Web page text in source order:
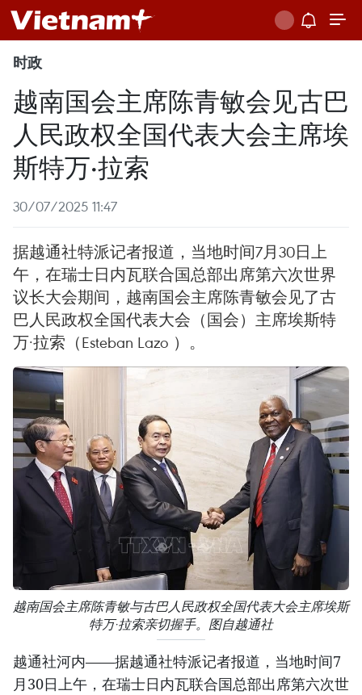
时政
越南国会主席陈青敏会见古巴
人民政权全国代表大会主席埃
斯特万·拉索
30/07/2025 11:47
据越通社特派记者报道，当地时间7月30日上
午，在瑞士日内瓦联合国总部出席第六次世界
议长大会期间，越南国会主席陈青敏会见了古
巴人民政权全国代表大会（国会）主席埃斯特
万·拉索（Esteban Lazo ）。
越南国会主席陈青敏与古巴人民政权全国代表大会主席埃斯
特万·拉索亲切握手。图自越通社
越通社河内——据越通社特派记者报道，当地时间7
月30日上午，在瑞士日内瓦联合国总部出席第六次世